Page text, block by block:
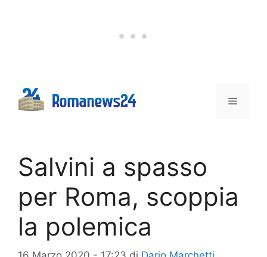
Menu
Salvini a spasso
per Roma, scoppia
la polemica